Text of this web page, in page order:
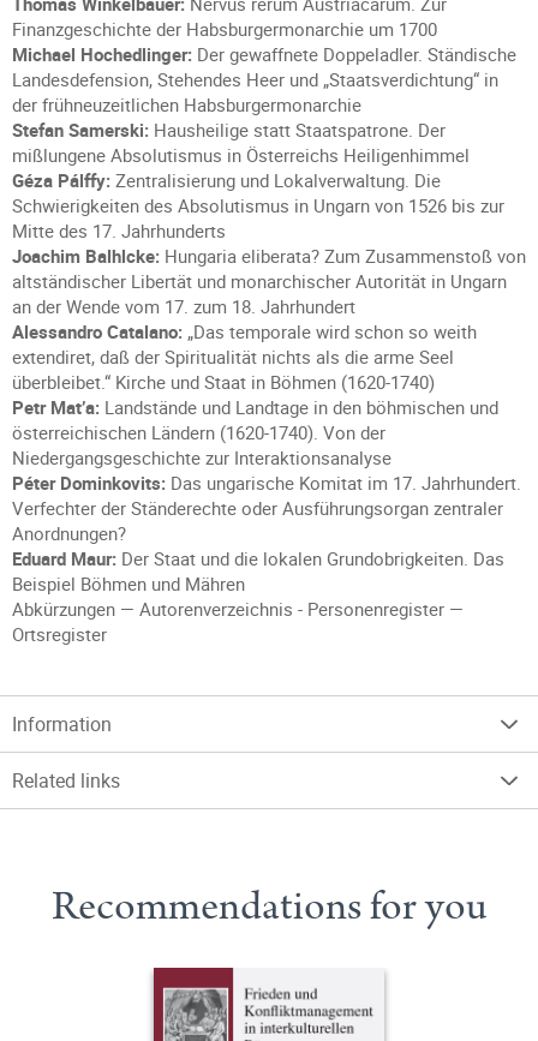
Finanzgeschichte der Habsburgermonarchie um 1700
Michael Hochedlinger: Der gewaffnete Doppeladler. Ständische
Landesdefension, Stehendes Heer und „Staatsverdichtung“ in
der frühneuzeitlichen Habsburgermonarchie
Stefan Samerski: Hausheilige statt Staatspatrone. Der
mißlungene Absolutismus in Österreichs Heiligenhimmel
Géza Pálffy: Zentralisierung und Lokalverwaltung. Die
Schwierigkeiten des Absolutismus in Ungarn von 1526 bis zur
Mitte des 17. Jahrhunderts
Joachim Balhlcke: Hungaria eliberata? Zum Zusammenstoß von
altständischer Libertät und monarchischer Autorität in Ungarn
an der Wende vom 17. zum 18. Jahrhundert
Alessandro Catalano: „Das temporale wird schon so weith
extendiret, daß der Spiritualität nichts als die arme Seel
überbleibet.“ Kirche und Staat in Böhmen (1620-1740)
Petr Mat’a: Landstände und Landtage in den böhmischen und
österreichischen Ländern (1620-1740). Von der
Niedergangsgeschichte zur Interaktionsanalyse
Péter Dominkovits: Das ungarische Komitat im 17. Jahrhundert.
Verfechter der Ständerechte oder Ausführungsorgan zentraler
Anordnungen?
Eduard Maur: Der Staat und die lokalen Grundobrigkeiten. Das
Beispiel Böhmen und Mähren
Abkürzungen — Autorenverzeichnis - Personenregister —
Ortsregister
Information
Related links
Recommendations for you